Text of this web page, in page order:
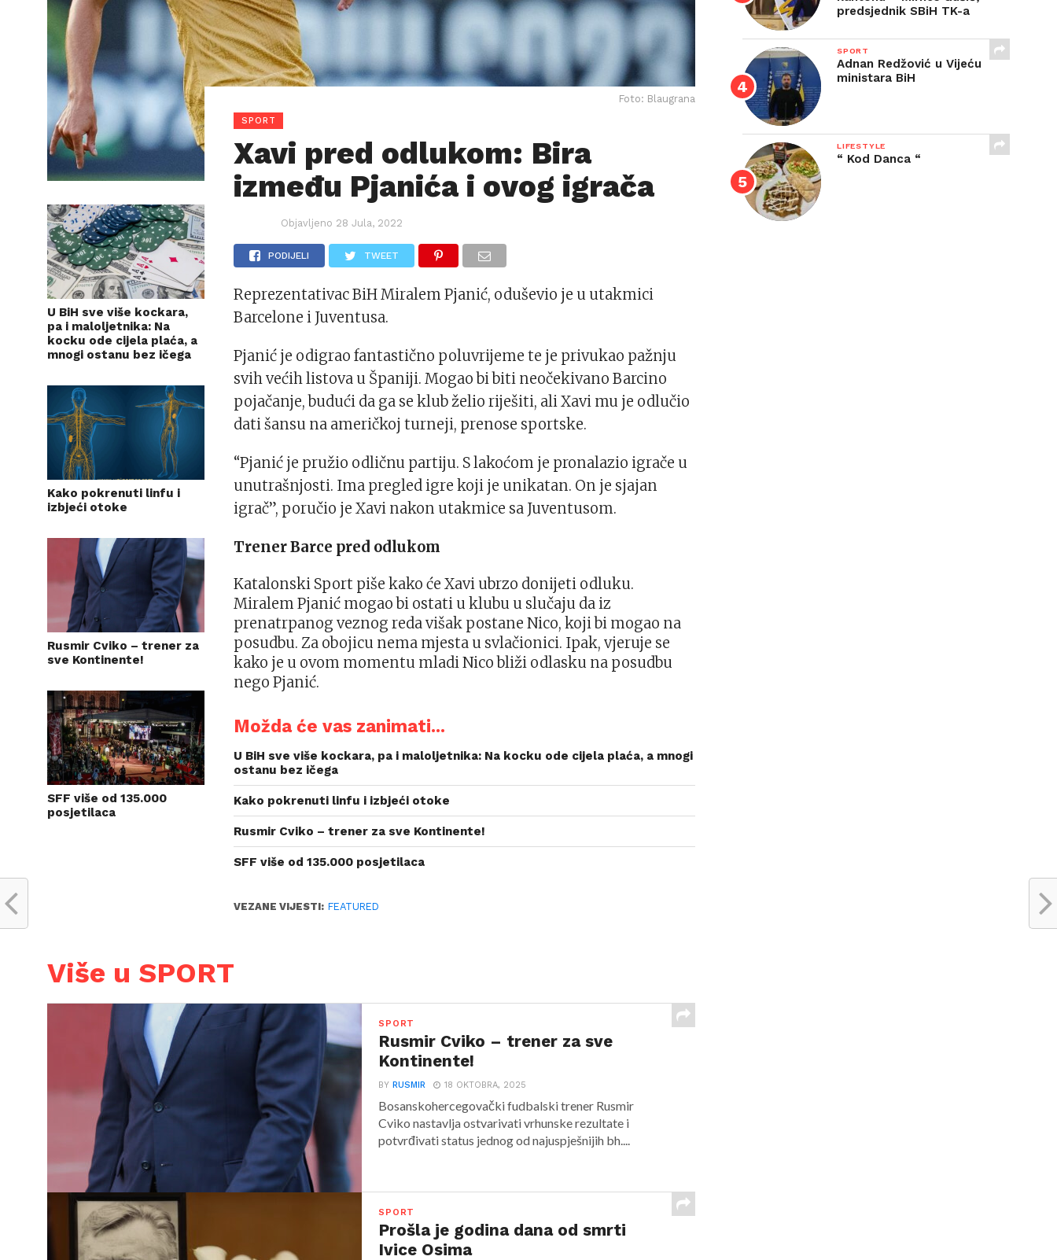
U BiH sve više kockara,
pa i maloljetnika: Na
kocku ode cijela plaća, a
mnogi ostanu bez ičega
Kako pokrenuti linfu i
izbjeći otoke
Rusmir Cviko – trener za
sve Kontinente!
SFF više od 135.000
posjetilaca
Foto: Blaugrana
SPORT
Xavi pred odlukom: Bira
između Pjanića i ovog igrača
Objavljeno 28 Jula, 2022
PODIJELI TWEET
Reprezentativac BiH Miralem Pjanić, oduševio je u utakmici
Barcelone i Juventusa.
Pjanić je odigrao fantastično poluvrijeme te je privukao pažnju
svih većih listova u Španiji. Mogao bi biti neočekivano Barcino
pojačanje, budući da ga se klub želio riješiti, ali Xavi mu je odlučio
dati šansu na američkoj turneji, prenose sportske.
“Pjanić je pružio odličnu partiju. S lakoćom je pronalazio igrače u
unutrašnjosti. Ima pregled igre koji je unikatan. On je sjajan
igrač”, poručio je Xavi nakon utakmice sa Juventusom.
Trener Barce pred odlukom
Katalonski Sport piše kako će Xavi ubrzo donijeti odluku.
Miralem Pjanić mogao bi ostati u klubu u slučaju da iz
prenatrpanog veznog reda višak postane Nico, koji bi mogao na
posudbu. Za obojicu nema mjesta u svlačionici. Ipak, vjeruje se
kako je u ovom momentu mladi Nico bliži odlasku na posudbu
nego Pjanić.
Možda će vas zanimati...
U BiH sve više kockara, pa i maloljetnika: Na kocku ode cijela plaća, a mnogi
ostanu bez ičega
Kako pokrenuti linfu i izbjeći otoke
Rusmir Cviko – trener za sve Kontinente!
SFF više od 135.000 posjetilaca
VEZANE VIJESTI: FEATURED
Više u SPORT
SPORT
Rusmir Cviko – trener za sve
Kontinente!
BYRUSMIR 18 OKTOBRA, 2025
Bosanskohercegovački fudbalski trener Rusmir
Cviko nastavlja ostvarivati vrhunske rezultate i
potvrđivati status jednog od najuspješnijih bh....
SPORT
Prošla je godina dana od smrti
Ivice Osima
predsjednik SBiH TK-a
SPORT
Adnan Redžović u Vijeću
ministara BiH
LIFESTYLE
“ Kod Danca “